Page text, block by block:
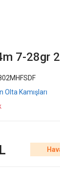
7-28gr
Olta Kamışları